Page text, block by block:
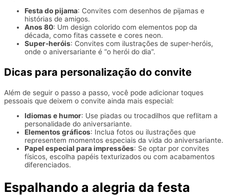
Festa do pijama: Convites com desenhos de pijamas e
histórias de amigos.
Anos 80: Um design colorido com elementos pop da
década, como fitas cassete e cores neon.
Super-heróis: Convites com ilustrações de super-heróis,
onde o aniversariante é “o herói do dia”.
Dicas para personalização do convite
Além de seguir o passo a passo, você pode adicionar toques
pessoais que deixem o convite ainda mais especial:
Idiomas e humor: Use piadas ou trocadilhos que reflitam a
personalidade do aniversariante.
Elementos gráficos: Inclua fotos ou ilustrações que
representem momentos especiais da vida do aniversariante.
Papel especial para impressões: Se optar por convites
físicos, escolha papéis texturizados ou com acabamentos
diferenciados.
Espalhando a alegria da festa